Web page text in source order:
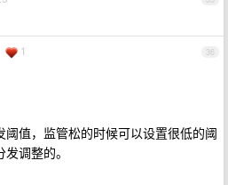
36
1
值，监管松的时候可以设置很低的阈
调整的。